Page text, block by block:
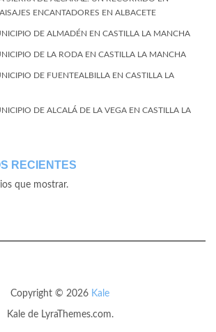
ENCANTADORES EN ALBACETE
DE ALMADÉN EN CASTILLA LA MANCHA
DE LA RODA EN CASTILLA LA MANCHA
DE FUENTEALBILLA EN CASTILLA LA
DE ALCALÁ DE LA VEGA EN CASTILLA LA
RECIENTES
que mostrar.
Copyright © 2026 Kale
Kalede LyraThemes.com.